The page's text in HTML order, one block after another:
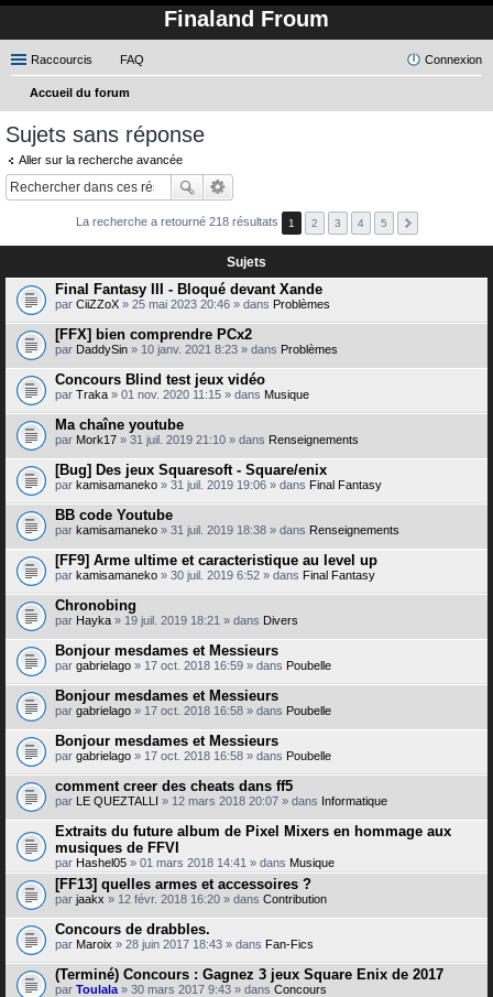
Finaland Froum
Raccourcis FAQ Connexion
Accueil du forum
Sujets sans réponse
Aller sur la recherche avancée
La recherche a retourné 218 résultats 1 2 3 4 5
Sujets
Final Fantasy III - Bloqué devant Xande
par CiiZZoX » 25 mai 2023 20:46 » dans Problèmes
[FFX] bien comprendre PCx2
par DaddySin » 10 janv. 2021 8:23 » dans Problèmes
Concours Blind test jeux vidéo
par Traka » 01 nov. 2020 11:15 » dans Musique
Ma chaîne youtube
par Mork17 » 31 juil. 2019 21:10 » dans Renseignements
[Bug] Des jeux Squaresoft - Square/enix
par kamisamaneko » 31 juil. 2019 19:06 » dans Final Fantasy
BB code Youtube
par kamisamaneko » 31 juil. 2019 18:38 » dans Renseignements
[FF9] Arme ultime et caracteristique au level up
par kamisamaneko » 30 juil. 2019 6:52 » dans Final Fantasy
Chronobing
par Hayka » 19 juil. 2019 18:21 » dans Divers
Bonjour mesdames et Messieurs
par gabrielago » 17 oct. 2018 16:59 » dans Poubelle
Bonjour mesdames et Messieurs
par gabrielago » 17 oct. 2018 16:58 » dans Poubelle
Bonjour mesdames et Messieurs
par gabrielago » 17 oct. 2018 16:58 » dans Poubelle
comment creer des cheats dans ff5
par LE QUEZTALLI » 12 mars 2018 20:07 » dans Informatique
Extraits du future album de Pixel Mixers en hommage aux
musiques de FFVI
par Hashel05 » 01 mars 2018 14:41 » dans Musique
[FF13] quelles armes et accessoires ?
par jaakx » 12 févr. 2018 16:20 » dans Contribution
Concours de drabbles.
par Maroix » 28 juin 2017 18:43 » dans Fan-Fics
(Terminé) Concours : Gagnez 3 jeux Square Enix de 2017
par Toulala » 30 mars 2017 9:43 » dans Concours